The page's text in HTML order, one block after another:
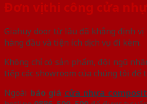
Đơn vị thi công cửa
Giahuy door từ lâu đã khẳng định
hàng đầu và tiện ích dịch vụ đi kèm.
Không chỉ có sản phẩm, đội ngũ
tiếp các showroom của chúng tôi để
Ngoài báo giá cửa nhựa